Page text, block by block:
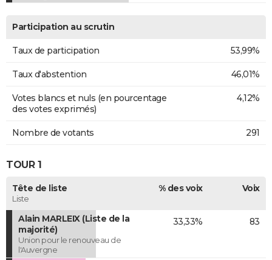
Participation au scrutin
Taux de participation 53,99%
Taux d'abstention 46,01%
Votes blancs et nuls (en pourcentage
des votes exprimés)
4,12%
Nombre de votants 291
TOUR 1
Tête de liste
Liste
% des voix Voix
Alain MARLEIX (Liste de la
majorité)
Union pour le renouveau de
l'Auvergne
33,33% 83